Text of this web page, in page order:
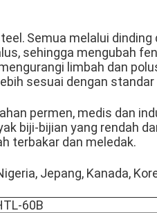
Semua melalui
sehingga mengubah
limbah dan
sesuai dengan
permen, medis dan
biji-bijian yang rendah
terbakar dan meledak.
Jepang, Kanada,
60B